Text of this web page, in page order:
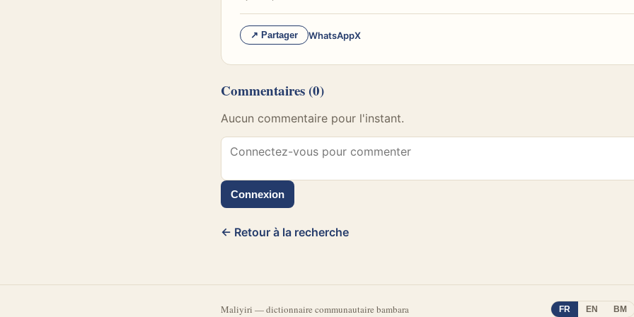
↗ Partager WhatsAppX
Commentaires (0)
Aucun commentaire pour l'instant.
Connexion
← Retour à la recherche
Maliyiri —dictionnaire communautaire bambara FR EN BM